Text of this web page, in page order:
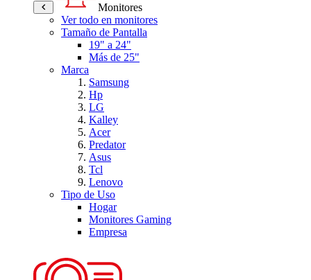
Monitores
Ver todo en monitores
Tamaño de Pantalla
19" a 24"
Más de 25"
Marca
Samsung
Hp
LG
Kalley
Acer
Predator
Asus
Tcl
Lenovo
Tipo de Uso
Hogar
Monitores Gaming
Empresa